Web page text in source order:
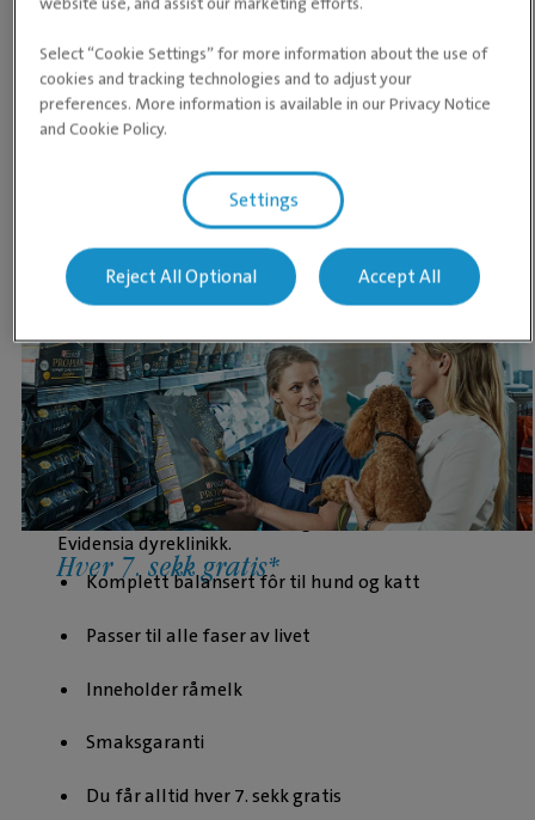
Gratis vektkontroll
Sunn vekt forebygger sykdom. Kom innom oss for å
Les mer om vekt
Hver 7. sekk gratis*
Purina Pro Plan Expert Care Nutrition er et
vedlikeholdsfôr som KUN selges hos din lokale
Evidensia dyreklinikk.
Komplett balansert fôr til hund og katt
Passer til alle faser av livet
Inneholder råmelk
Smaksgaranti
Du får alltid hver 7. sekk gratis
Select “Cookie Settings” for more information about the use of
cookies and tracking technologies and to adjust your
preferences. More information is available in our Privacy Notice
and Cookie Policy.
Settings
Reject All Optional Accept All